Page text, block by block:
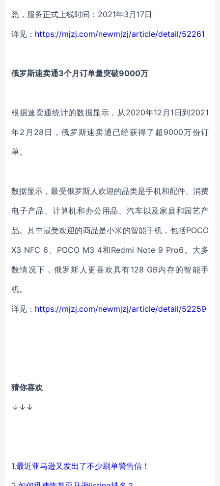
悉，服务正式上线时间：2021年3月17日
详见： https://mjzj.com/newmjzj/article/detail/52261
俄罗斯速卖通3个月订单量突破9000万
根据速卖通统计的数据显示，从2020年12月1日到2021
年2月28日，俄罗斯速卖通已经获得了超9000万份订
单。
数据显示，最受俄罗斯人欢迎的品类是手机和配件、消费
电子产品、计算机和办公用品、汽车以及家庭和园艺产
品。其中最受欢迎的商品是小米的智能手机，包括POCO
X3 NFC 6、POCO M3 4和Redmi Note 9 Pro6。大多
数情况下，俄罗斯人更喜欢具有128 GB内存的智能手
机。
详见： https://mjzj.com/newmjzj/article/detail/52259
猜你喜欢
↓↓↓
1.最近亚马逊又发出了不少刷单警告信！